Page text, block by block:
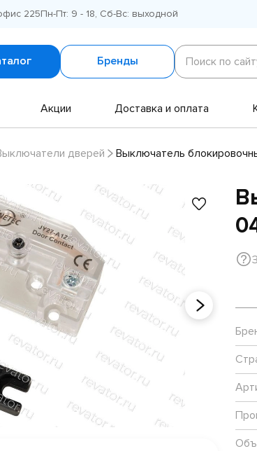
225Пн-Пт: 9 - 18, Сб-Вс: выходной
Бренды
Поиск
по
сайту
Поиск по
Акции Доставка и оплата
дверей Выключатель